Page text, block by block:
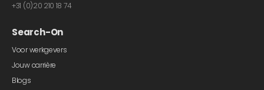
+31 (0)20 210 18 74
Search-On
Voor werkgevers
Jouw carrière
Blogs